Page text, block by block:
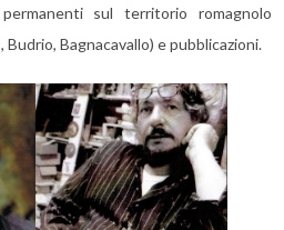
sul territorio romagnolo
Budrio, Bagnacavallo) e pubblicazioni.